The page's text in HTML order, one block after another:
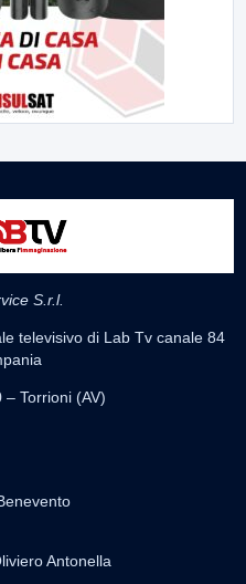
S.r.l.
televisivo di Lab Tv canale 84
Torrioni (AV)
Antonella